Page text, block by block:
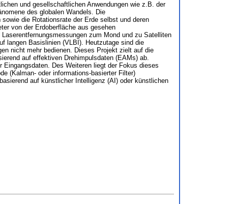
und gesellschaftlichen Anwendungen wie z.B. der
des globalen Wandels. Die
die Rotationsrate der Erde selbst und deren
von der Erdoberfläche aus gesehen
zum Mond und zu Satelliten
langen Basislinien (VLBI). Heutzutage sind die
nicht mehr bedienen. Dieses Projekt zielt auf die
auf effektiven Drehimpulsdaten (EAMs) ab.
Des Weiteren liegt der Fokus dieses
(Kalman- oder informations-basierter Filter)
auf künstlicher Intelligenz (AI) oder künstlichen